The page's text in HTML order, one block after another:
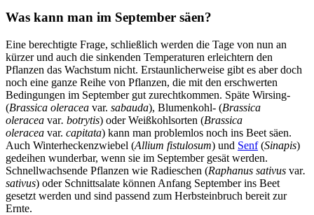
Was kann man im September säen?
Eine berechtigte Frage, schließlich werden die Tage von nun an
kürzer und auch die sinkenden Temperaturen erleichtern den
Pflanzen das Wachstum nicht. Erstaunlicherweise gibt es aber doch
noch eine ganze Reihe von Pflanzen, die mit den erschwerten
Bedingungen im September gut zurechtkommen. Späte Wirsing-
(Brassica oleracea var. sabauda), Blumenkohl- (Brassica
oleracea var. botrytis) oder Weißkohlsorten (Brassica
oleracea var. capitata) kann man problemlos noch ins Beet säen.
Auch Winterheckenzwiebel (Allium fistulosum) und Senf(Sinapis)
gedeihen wunderbar, wenn sie im September gesät werden.
Schnellwachsende Pflanzen wie Radieschen (Raphanus sativus var.
sativus) oder Schnittsalate können Anfang September ins Beet
gesetzt werden und sind passend zum Herbsteinbruch bereit zur
Ernte.